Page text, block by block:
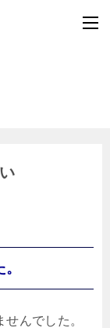
んでした。